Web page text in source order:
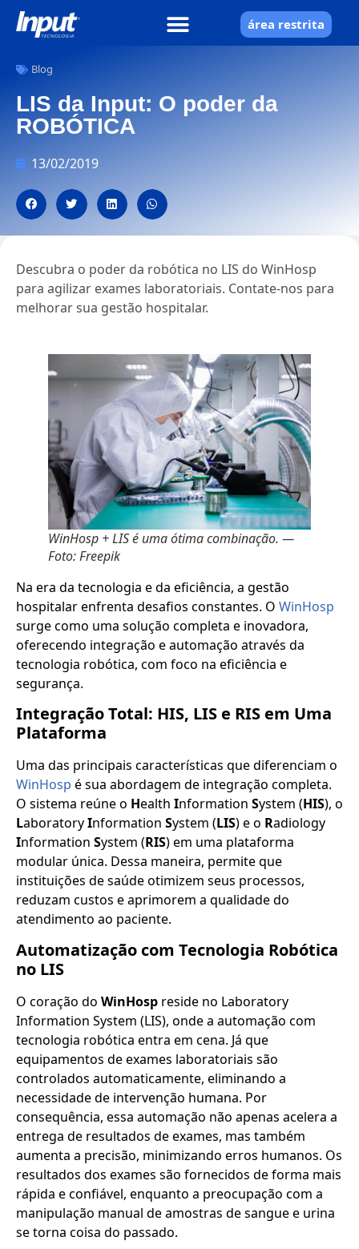
área restrita
Blog
LIS da Input: O poder da
ROBÓTICA
13/02/2019
Descubra o poder da robótica no LIS do WinHosp
para agilizar exames laboratoriais. Contate-nos para
melhorar sua gestão hospitalar.
WinHosp + LIS é uma ótima combinação. —
Foto: Freepik
Na era da tecnologia e da eficiência, a gestão
hospitalar enfrenta desafios constantes. O WinHosp
surge como uma solução completa e inovadora,
oferecendo integração e automação através da
tecnologia robótica, com foco na eficiência e
segurança.
Integração Total: HIS, LIS e RIS em Uma
Plataforma
Uma das principais características que diferenciam o
WinHosp é sua abordagem de integração completa.
O sistema reúne o Health Information System (HIS), o
LaboratoryInformation System (LIS) e o Radiology
Information System (RIS) em uma plataforma
modular única. Dessa maneira, permite que
instituições de saúde otimizem seus processos,
reduzam custos e aprimorem a qualidade do
atendimento ao paciente.
Automatização com Tecnologia Robótica
no LIS
O coração do WinHosp reside no Laboratory
Information System (LIS), onde a automação com
tecnologia robótica entra em cena. Já que
equipamentos de exames laboratoriais são
controlados automaticamente, eliminando a
necessidade de intervenção humana. Por
consequência, essa automação não apenas acelera a
entrega de resultados de exames, mas também
aumenta a precisão, minimizando erros humanos. Os
resultados dos exames são fornecidos de forma mais
rápida e confiável, enquanto a preocupação com a
manipulação manual de amostras de sangue e urina
se torna coisa do passado.